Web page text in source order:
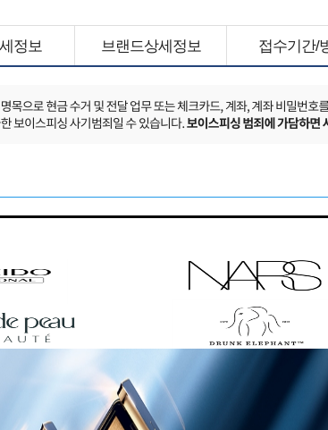
정보 브랜드상세정보 접수기간/